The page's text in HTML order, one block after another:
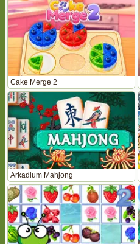
Cake Merge 2
Arkadium Mahjong